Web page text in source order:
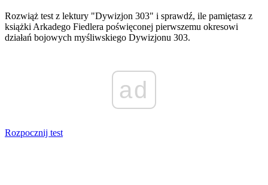
Rozwiąż test z lektury "Dywizjon 303" i sprawdź, ile pamiętasz z
książki Arkadego Fiedlera poświęconej pierwszemu okresowi
działań bojowych myśliwskiego Dywizjonu 303.
ad
Rozpocznij test